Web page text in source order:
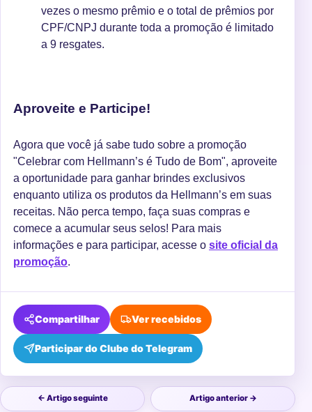
vezes o mesmo prêmio e o total de prêmios por
CPF/CNPJ durante toda a promoção é limitado
a 9 resgates.
Aproveite e Participe!
Agora que você já sabe tudo sobre a promoção
"Celebrar com Hellmann’s é Tudo de Bom", aproveite
a oportunidade para ganhar brindes exclusivos
enquanto utiliza os produtos da Hellmann’s em suas
receitas. Não perca tempo, faça suas compras e
comece a acumular seus selos! Para mais
informações e para participar, acesse o site oficial da
promoção.
Compartilhar
Participar do Clube do Telegram
Ver recebidos
← Artigo seguinte Artigo anterior →